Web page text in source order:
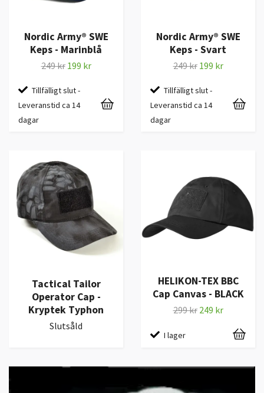
Nordic Army® SWE
Keps - Marinblå
249 kr 199 kr
Tillfälligt slut -
Leveranstid ca 14
dagar
Nordic Army® SWE
Keps - Svart
249 kr 199 kr
Tillfälligt slut -
Leveranstid ca 14
dagar
Tactical Tailor
Operator Cap -
Kryptek Typhon
Slutsåld
HELIKON-TEX BBC
Cap Canvas - BLACK
299 kr 249 kr
I lager